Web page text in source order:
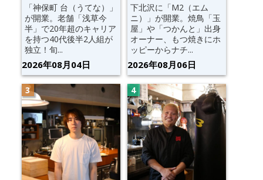
「神保町 台（うてな）」
が開業。老舗「浅草今
半」で20年超のキャリア
を持つ40代後半2人組が
独立！旬...
2026年08月04日
下北沢に「M2（エム
ニ）」が開業。焼鳥「玉
屋」や「つかんと」出身
オーナー、もつ焼きにホ
ッピーからナチ...
2026年08月06日